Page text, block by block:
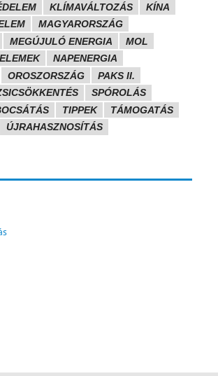
KLÍMAVÁLTOZÁS
KÍNA
MAGYARORSZÁG
MEGÚJULÓ ENERGIA
MOL
NAPENERGIA
OROSZORSZÁG
PAKS II.
SPÓROLÁS
TIPPEK
TÁMOGATÁS
ÚJRAHASZNOSÍTÁS